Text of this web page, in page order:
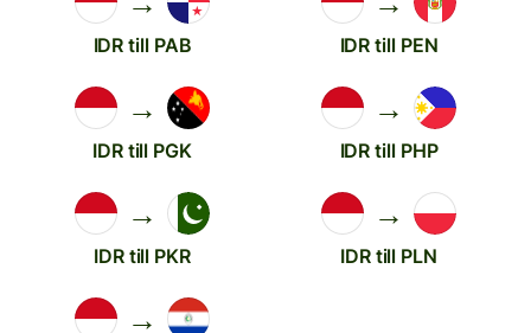
IDR till PAB IDR till PEN
→
IDR till PGK
→
IDR till PHP
→
IDR till PKR
→
IDR till PLN
→